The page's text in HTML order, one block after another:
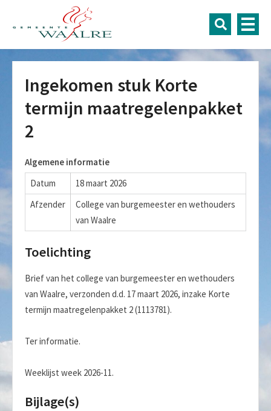
Ingekomen stuk Korte
termijn maatregelenpakket
2
Algemene informatie
Datum
18 maart 2026
Afzender
College van burgemeester en wethouders
van Waalre
Toelichting
Brief van het college van burgemeester en wethouders
van Waalre, verzonden d.d. 17 maart 2026, inzake Korte
termijn maatregelenpakket 2 (1113781).
Ter informatie.
Weeklijst week 2026-11.
Bijlage(s)